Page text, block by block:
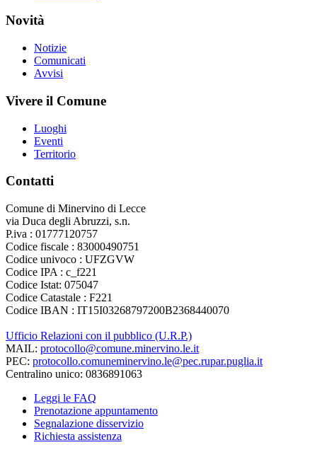
Novità
Notizie
Comunicati
Avvisi
Vivere il Comune
Luoghi
Eventi
Territorio
Contatti
Comune di Minervino di Lecce
via Duca degli Abruzzi, s.n.
P.iva : 01777120757
Codice fiscale : 83000490751
Codice univoco : UFZGVW
Codice IPA : c_f221
Codice Istat: 075047
Codice Catastale : F221
Codice IBAN : IT15I03268797200B2368440070
Ufficio Relazioni con il pubblico (U.R.P.)
MAIL: protocollo@comune.minervino.le.it
PEC: protocollo.comuneminervino.le@pec.rupar.puglia.it
Centralino unico: 0836891063
Leggi le FAQ
Prenotazione appuntamento
Segnalazione disservizio
Richiesta assistenza